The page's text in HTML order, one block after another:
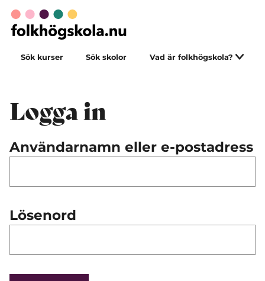
Sök kurser Sök skolor Vad är folkhögskola?
Logga in
Användarnamn eller e-postadress
Lösenord